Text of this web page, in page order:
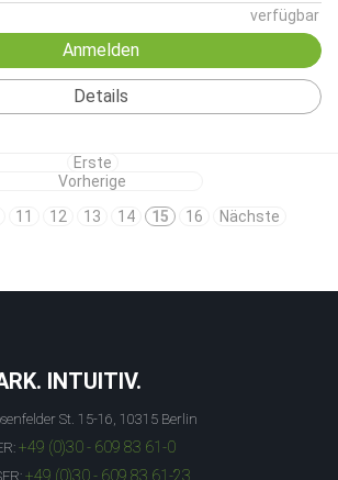
verfügbar
Anmelden
Details
Erste
Vorherige
11 12 13 14 15 16 Nächste
INTUITIV.
St. 15-16, 10315 Berlin
+49 (0)30 - 609 83 61-0
+49 (0)30 - 609 83 61-23